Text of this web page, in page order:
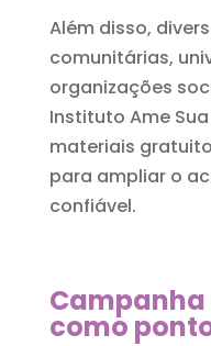
Além disso,
comunitárias,
organizações
Instituto Ame
materiais
para ampliar o
confiável.
como